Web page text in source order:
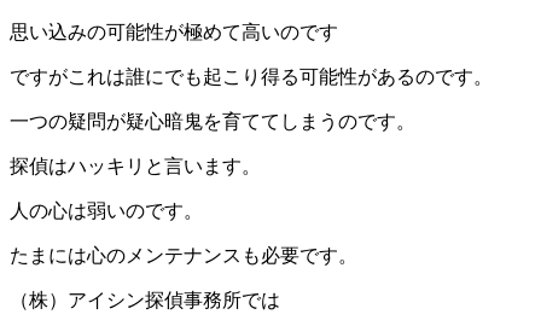
思い込みの可能性が極めて高いのです
ですがこれは誰にでも起こり得る可能性があるのです。
一つの疑問が疑心暗鬼を育ててしまうのです。
探偵はハッキリと言います。
人の心は弱いのです。
たまには心のメンテナンスも必要です。
（株）アイシン探偵事務所では